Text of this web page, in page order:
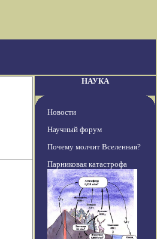
НАУКА
Новости
Научный форум
Почему молчит Вселенная?
Парниковая катастрофа